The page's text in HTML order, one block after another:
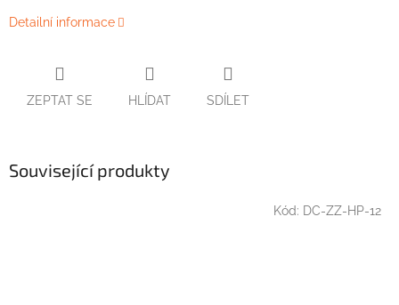
Detailní informace
ZEPTAT SE HLÍDAT SDÍLET
Související produkty
Kód: DC-ZZ-HP-12